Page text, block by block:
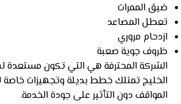
ضيق الممرات
تعطل المصاعد
ازدحام مروري
ظروف جوية صعبة
الشركة المحترفة هي التي تكون مستعدة
الخليج تمتلك خطط بديلة وتجهيزات
المواقف دون التأثير على جودة الخدمة.